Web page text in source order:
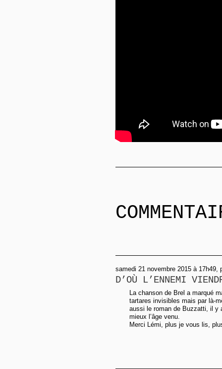
samedi 21 novembre 2015 à 17h49,
D’OÙ L’ENNEMI
La chanson de Brel a marqué
tartares invisibles mais par là-
aussi le roman de Buzzatti, il y
mieux l’âge venu.
Merci Lémi, plus je vous lis,